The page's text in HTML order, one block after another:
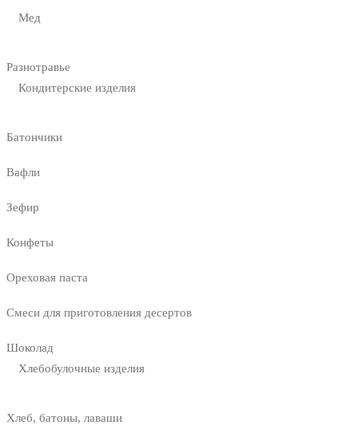
Мед
Разнотравье
Кондитерские изделия
Батончики
Вафли
Зефир
Конфеты
Ореховая паста
Смеси для приготовления десертов
Шоколад
Хлебобулочные изделия
Хлеб, батоны, лаваши